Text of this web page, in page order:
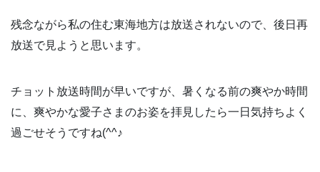
残念ながら私の住む東海地方は放送されないので、後日再
放送で見ようと思います。
チョット放送時間が早いですが、暑くなる前の爽やか時間
に、爽やかな愛子さまのお姿を拝見したら一日気持ちよく
過ごせそうですね(^^♪